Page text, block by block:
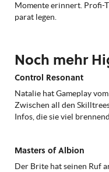
Momente erinnert. Profi-
parat legen.
Noch mehr
Control Resonant
Natalie hat Gameplay
Zwischen all den
Infos, die sie viel
Masters of Albion
Der Brite hat seinen Ruf